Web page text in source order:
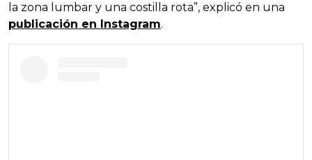
la zona lumbar y una costilla rota”, explicó en una
publicación en Instagram.